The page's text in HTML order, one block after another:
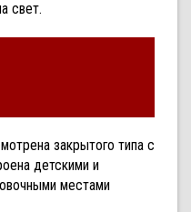
свет.
закрытого типа с
детскими и
местами